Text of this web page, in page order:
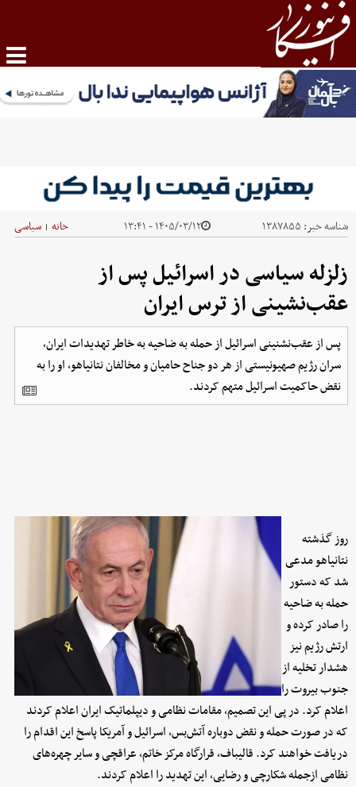
شناسه خبر: ۱۳۸۷۸۵۵ ۱۴۰۵/۰۳/۱۲ - ۱۳:۴۱ خانه | سیاسی
زلزله سیاسی در اسرائیل پس از
عقب‌نشینی از ترس ایران
پس از عقب‌نشنینی اسرائیل از حمله به ضاحیه به خاطر تهدیدات ایران،
سران رژیم صهیونیستی از هر دو جناح حامیان و مخالفان نتانیاهو، او را به
نقض حاکمیت اسرائیل متهم کردند.
روز گذشته
نتانیاهو مدعی
شد که دستور
حمله به ضاحیه
را صادر کرده و
ارتش رژیم نیز
هشدار تخلیه از
جنوب بیروت را
اعلام کرد. در پی این تصمیم، مقامات نظامی و دیپلماتیک ایران اعلام کردند
که در صورت حمله و نقض دوباره آتش‌بس، اسرائیل و آمریکا پاسخ این اقدام را
دریافت خواهند کرد. قالیباف، قرارگاه مرکز خاتم، عراقچی و سایر چهره‌های
نظامی ازجمله شکارچی و رضایی، این تهدید را اعلام کردند.